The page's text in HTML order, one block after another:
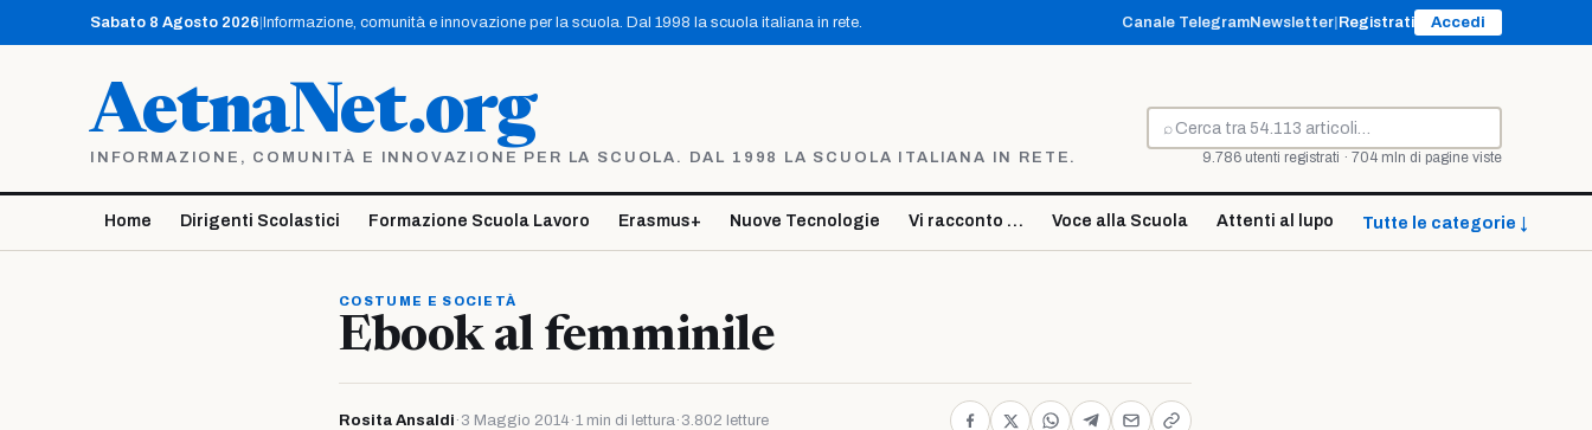
contenuto
Sabato 8 Agosto 2026 Informazione, comunità e innovazione per la scuola. Dal 1998 la scuola italiana in rete. Canale TelegramNewsletter Registrati Accedi
AetnaNet.org
INFORMAZIONE, COMUNITÀ E INNOVAZIONE PER LA SCUOLA. DAL 1998 LA SCUOLA ITALIANA IN RETE.
⌕
Cerca
9.786 utenti registrati · 704 mln di pagine viste
Home Dirigenti Scolastici Formazione Scuola Lavoro Erasmus+ Nuove Tecnologie Vi racconto … Voce alla Scuola Attenti al lupo Tutte le categorie ↓
COSTUME E SOCIETÀ
Ebook al femminile
Rosita Ansaldi · 3 Maggio 2014 ·1 min di lettura· 3.802 letture